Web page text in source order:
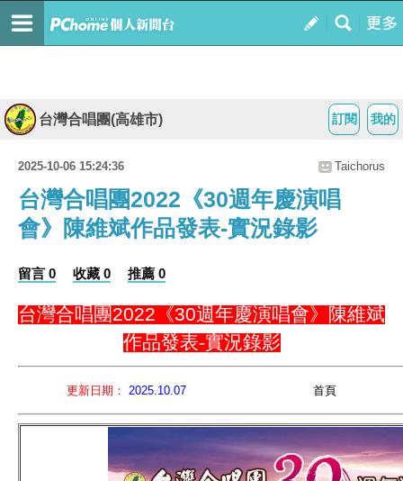
我的
訂閱
台灣合唱團(高雄市)
2025-10-06 15:24:36 Taichorus
台灣合唱團2022《30週年慶演唱
會》陳維斌作品發表-實況錄影
留言 0 收藏 0 推薦 0
台灣合唱團2022 《30週年慶演唱會》陳維斌
作品發表-實況錄影
更新日期： 2025.10.07 首頁